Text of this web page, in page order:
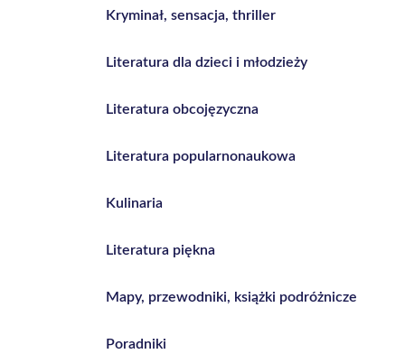
Kryminał, sensacja, thriller
Literatura dla dzieci i młodzieży
Literatura obcojęzyczna
Literatura popularnonaukowa
Kulinaria
Literatura piękna
Mapy, przewodniki, książki podróżnicze
Poradniki